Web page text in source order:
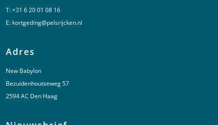
T:+31 6 20 01 08 16
E: kortgeding@pelsrijcken.nl
Adres
New Babylon
Bezuidenhoutseweg 57
2594 AC Den Haag